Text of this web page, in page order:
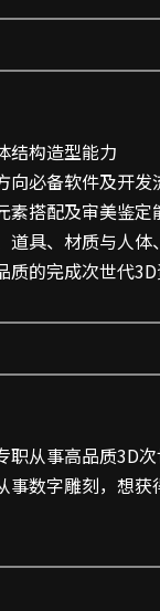
结构造型能力
向必备软件及开发
素搭配及审美鉴定
道具、材质与人
质的完成次世代
职从事高品质3D
事数字雕刻，想